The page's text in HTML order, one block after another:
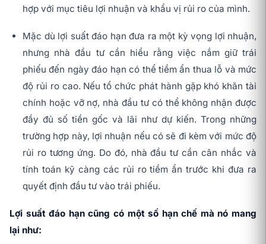
hợp với mục tiêu lợi nhuận và khẩu vị rủi ro của mình.
Mặc dù lợi suất đáo hạn đưa ra một kỳ vọng lợi nhuận,
nhưng nhà đầu tư cần hiểu rằng việc nắm giữ trái
phiếu đến ngày đáo hạn có thể tiềm ẩn thua lỗ và mức
độ rủi ro cao. Nếu tổ chức phát hành gặp khó khăn tài
chính hoặc vỡ nợ, nhà đầu tư có thể không nhận được
đầy đủ số tiền gốc và lãi như dự kiến. Trong những
trường hợp này, lợi nhuận nếu có sẽ đi kèm với mức độ
rủi ro tương ứng. Do đó, nhà đầu tư cần cân nhắc và
tính toán kỹ càng các rủi ro tiềm ẩn trước khi đưa ra
quyết định đầu tư vào trái phiếu.
Lợi suất đáo hạn cũng có một số hạn chế mà nó mang
lại như: